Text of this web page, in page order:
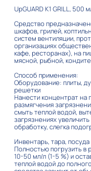
UpGUARD K1 GRILL, 500
Средство
шкафов, грилей,
систем вентиляции,
организациях
кафе, ресторанах), на
мясной, рыбной,
Способ применения:
Оборудование: плиты,
решетки
Нанести концентрат на
размягчения
смыть теплой водой,
загрязнениях
обработку, слегка
Инвентарь, тара, посуда
Полностью погрузить в
10-50 мл/л (1-5 %) и
теплой водой до